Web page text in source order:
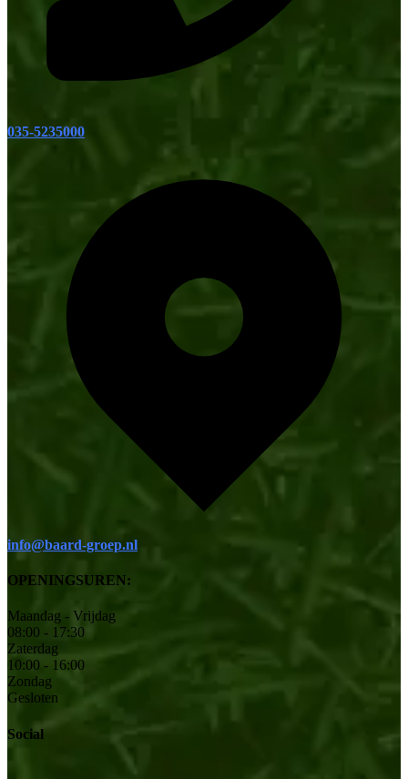
035-5235000
info@baard-groep.nl
OPENINGSUREN:
Maandag - Vrijdag
08:00 - 17:30
Zaterdag
10:00 - 16:00
Zondag
Gesloten
Social